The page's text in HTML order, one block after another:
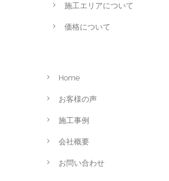
施工エリアについて
価格について
Home
お客様の声
施工事例
会社概要
お問い合わせ